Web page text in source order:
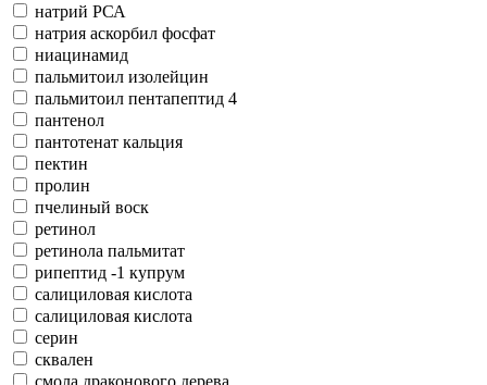
натрий РСА
натрия аскорбил фосфат
ниацинамид
пальмитоил изолейцин
пальмитоил пентапептид 4
пантенол
пантотенат кальция
пектин
пролин
пчелиный воск
ретинол
ретинола пальмитат
рипептид -1 купрум
салициловая кислота
салициловая кислота
серин
сквален
смола драконового дерева